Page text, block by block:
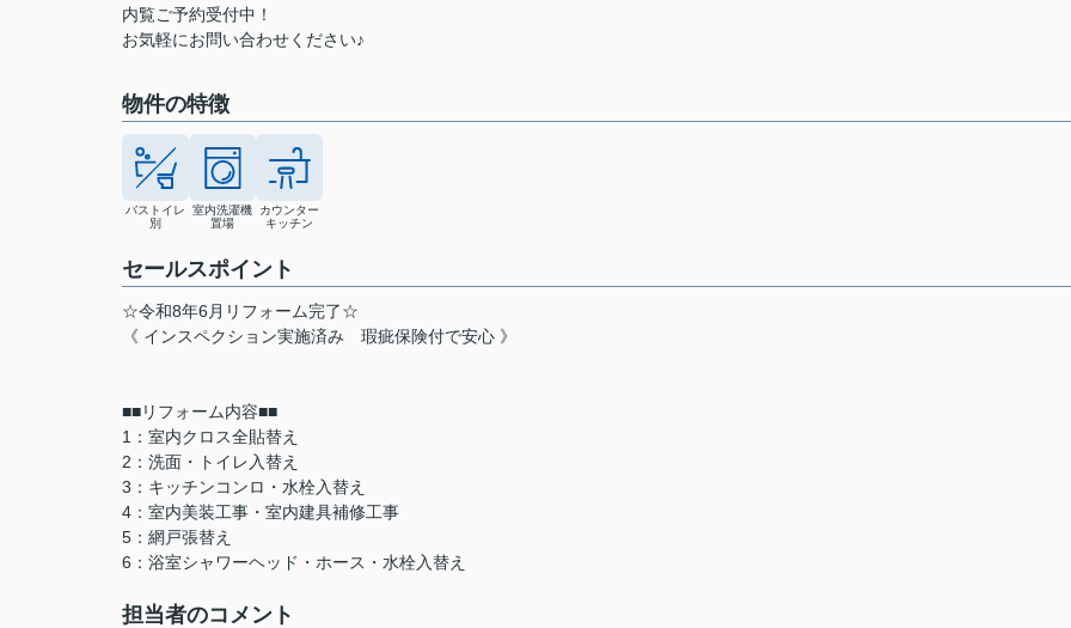
内覧ご予約受付中！
お気軽にお問い合わせください♪
物件の特徴
バストイレ
別
室内洗濯機
置場
カウンター
キッチン
セールスポイント
☆令和8年6月リフォーム完了☆
《 インスペクション実施済み 瑕疵保険付で安心 》
■■リフォーム内容■■
1：室内クロス全貼替え
2：洗面・トイレ入替え
3：キッチンコンロ・水栓入替え
4：室内美装工事・室内建具補修工事
5：網戸張替え
6：浴室シャワーヘッド・ホース・水栓入替え
担当者のコメント